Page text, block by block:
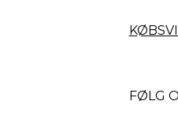
FØLG